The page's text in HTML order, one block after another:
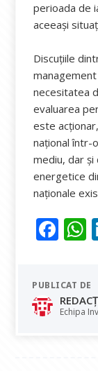
perioada de
aceeași
Discuțiile
necesitatea
evaluarea
este
național într-
mediu, dar
energetice
naționale
F
e
b
o
at
s
PUBLICAT DE
Echipa